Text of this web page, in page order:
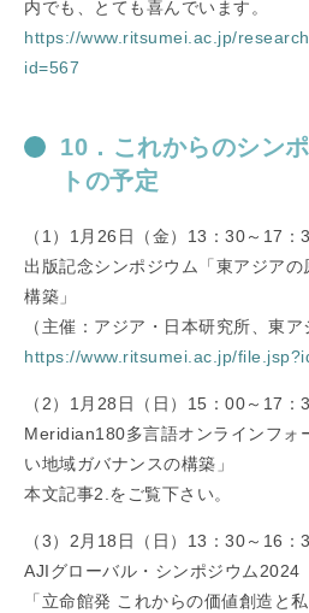
内でも、とても喜んでいます。
https://www.ritsumei.ac.jp/
id=567
10．これからのシン
トの予定
（1）1月26日（金）13：30～17：
出版記念シンポジウム「東アジア
構築」
（主催：アジア・日本研究所、東ア
https://www.ritsumei.ac.jp/
（2）1月28日（日）15：00～17：
Meridian180多言語オンラインフォ
い地域ガバナンスの構築」
本文記事2.をご覧下さい。
（3）2月18日（日）13：30～16：
AJIグローバル・シンポジウム2024
「立命館発 これからの価値創造と